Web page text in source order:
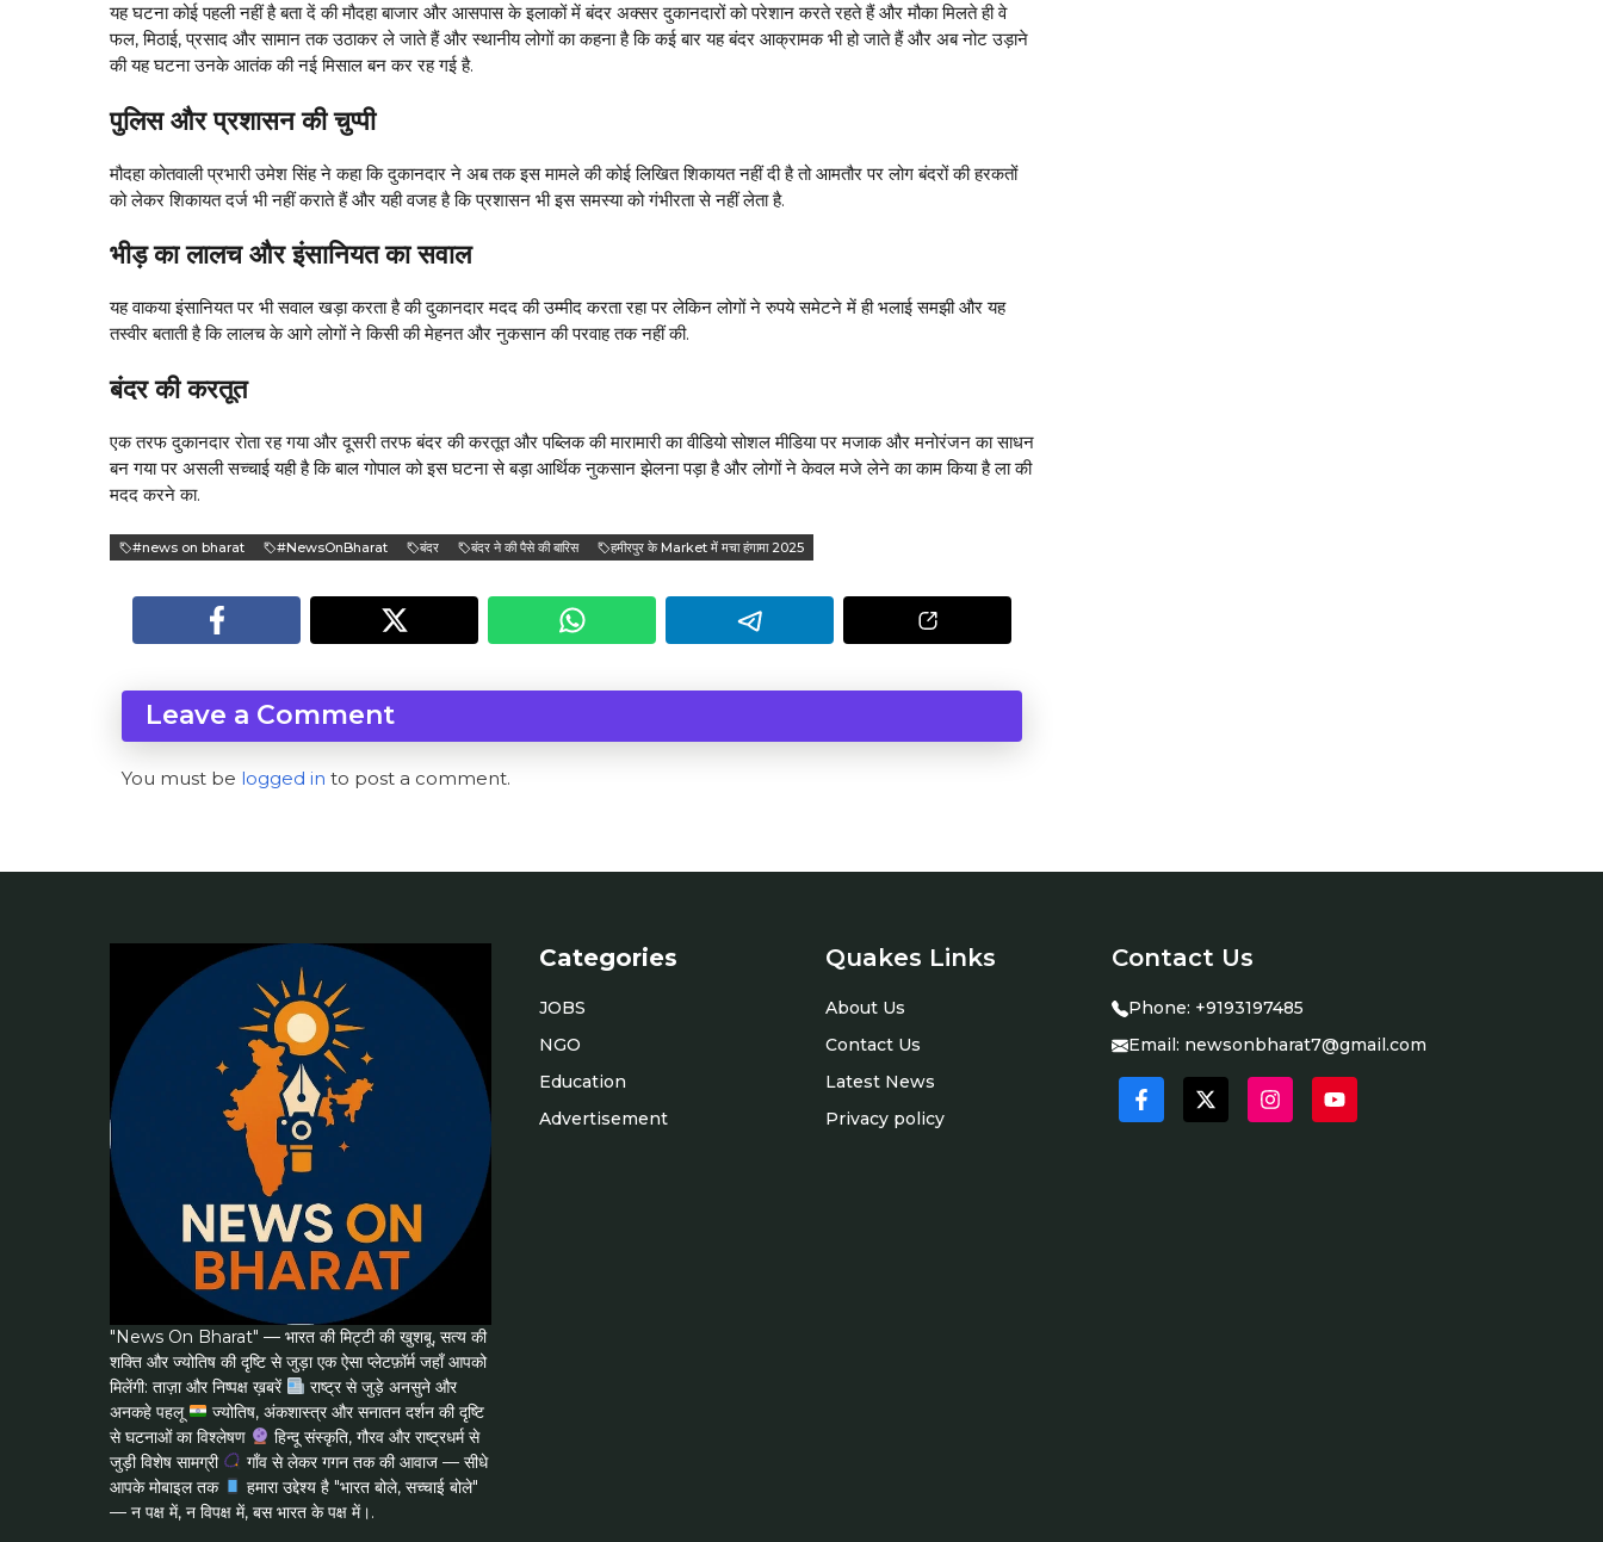
यह घटना कोई पहली नहीं है बता दें की मौदहा बाजार और आसपास के इलाकों में बंदर अक्सर दुकानदारों को परेशान करते रहते हैं और मौका मिलते ही वे
फल, मिठाई, प्रसाद और सामान तक उठाकर ले जाते हैं और स्थानीय लोगों का कहना है कि कई बार यह बंदर आक्रामक भी हो जाते हैं और अब नोट उड़ाने
की यह घटना उनके आतंक की नई मिसाल बन कर रह गई है.
पुलिस और प्रशासन की चुप्पी
मौदहा कोतवाली प्रभारी उमेश सिंह ने कहा कि दुकानदार ने अब तक इस मामले की कोई लिखित शिकायत नहीं दी है तो आमतौर पर लोग बंदरों की हरकतों
को लेकर शिकायत दर्ज भी नहीं कराते हैं और यही वजह है कि प्रशासन भी इस समस्या को गंभीरता से नहीं लेता है.
भीड़ का लालच और इंसानियत का सवाल
यह वाकया इंसानियत पर भी सवाल खड़ा करता है की दुकानदार मदद की उम्मीद करता रहा पर लेकिन लोगों ने रुपये समेटने में ही भलाई समझी और यह
तस्वीर बताती है कि लालच के आगे लोगों ने किसी की मेहनत और नुकसान की परवाह तक नहीं की.
बंदर की करतूत
एक तरफ दुकानदार रोता रह गया और दूसरी तरफ बंदर की करतूत और पब्लिक की मारामारी का वीडियो सोशल मीडिया पर मजाक और मनोरंजन का साधन
बन गया पर असली सच्चाई यही है कि बाल गोपाल को इस घटना से बड़ा आर्थिक नुकसान झेलना पड़ा है और लोगों ने केवल मजे लेने का काम किया है ला की
मदद करने का.
#news on bharat #NewsOnBharat बंदर बंदर ने की पैसे की बारिस हमीरपुर के Market में मचा हंगामा 2025
Leave a Comment
You must be logged in to post a comment.
"News On Bharat" — भारत की मिट्टी की खुशबू, सत्य की
शक्ति और ज्योतिष की दृष्टि से जुड़ा एक ऐसा प्लेटफ़ॉर्म जहाँ आपको
मिलेंगी: ताज़ा और निष्पक्ष ख़बरें
राष्ट्र से जुड़े अनसुने और
अनकहे पहलू
ज्योतिष, अंकशास्त्र और सनातन दर्शन की दृष्टि
से घटनाओं का विश्लेषण
हिन्दू संस्कृति, गौरव और राष्ट्रधर्म से
जुड़ी विशेष सामग्री
गाँव से लेकर गगन तक की आवाज — सीधे
आपके मोबाइल तक
हमारा उद्देश्य है "भारत बोले, सच्चाई बोले"
— न पक्ष में, न विपक्ष में, बस भारत के पक्ष में।.
Categories
JOBS
NGO
Education
Advertisement
Quakes Links
About Us
Contact Us
Latest News
Privacy policy
Contact Us
Phone: +9193197485
Email: newsonbharat7@gmail.com